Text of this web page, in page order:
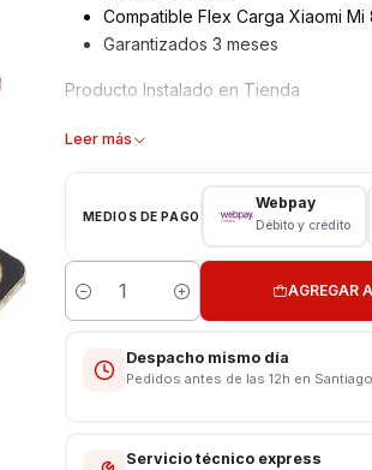
Compatible Flex Carga Xiaomi Mi
Garantizados 3 meses
Producto Instalado en Tienda
Somos VENTAS ELECTRONICAS
Leer más
MEDIOS DE PAGO
Webpay
Débito y crédito
Cantidad
AGREGAR
Despacho mismo día
Pedidos antes de las 12h en Santiago
Servicio técnico express